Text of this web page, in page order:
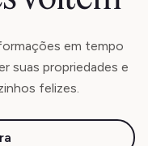
em tempo
suas propriedades e
felizes.